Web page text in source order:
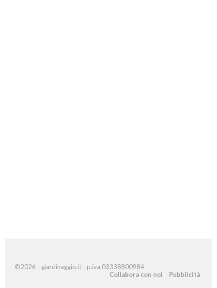
©2026 - giardinaggio.it - p.iva 03338800984
Collabora con noi
Pubblicità